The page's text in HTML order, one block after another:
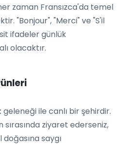
zaman Fransızca'da temel
"Bonjour", "Merci" ve "S'il
ifadeler günlük
olacaktır.
geleneği ile canlı bir şehirdir.
ziyaret ederseniz,
saygı